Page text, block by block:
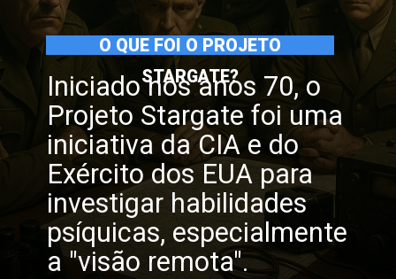
O QUE FOI O PROJETO
STARGATE?
Iniciado nos anos 70, o
Projeto Stargate foi uma
iniciativa da CIA e do
Exército dos EUA para
investigar habilidades
psíquicas, especialmente
a "visão remota".